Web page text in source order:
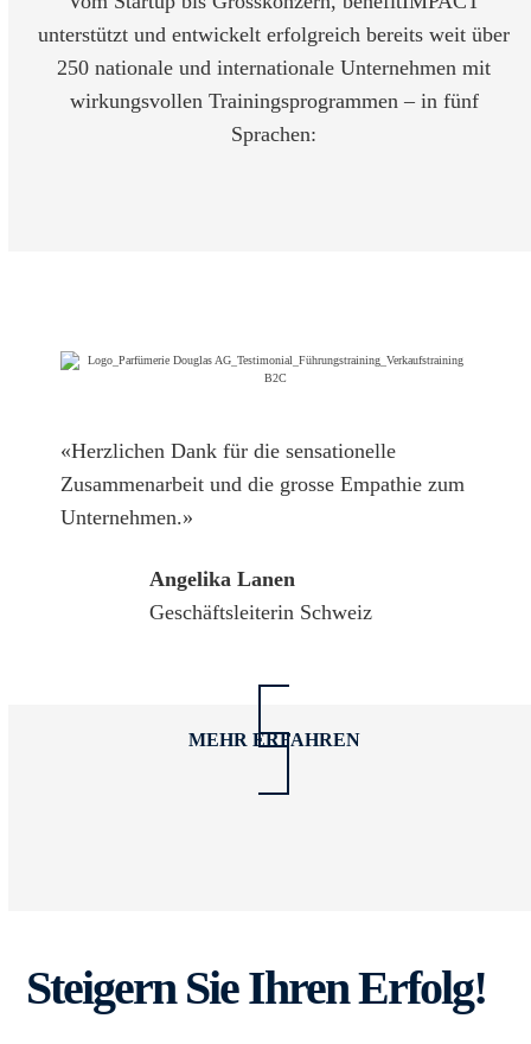
unterstützt und entwickelt erfolgreich bereits weit über
250 nationale und internationale Unternehmen mit
wirkungsvollen Trainingsprogrammen – in fünf
Sprachen:
«Herzlichen Dank für die sensationelle
Zusammenarbeit und die grosse Empathie zum
Unternehmen.»
Angelika Lanen
Geschäftsleiterin Schweiz
MEHR ERFAHREN
Steigern Sie Ihren Erfolg!